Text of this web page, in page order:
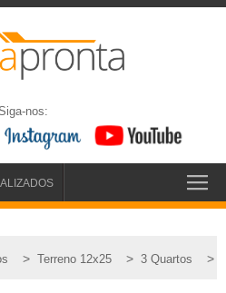
nos:
> Terreno 12x25 > 3 Quartos >